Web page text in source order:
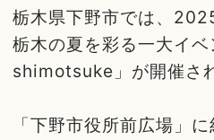
栃木県下野市では、
栃木の夏を彩る一大イベ
shimotsuke」が開催さ
「下野市役所前広場」